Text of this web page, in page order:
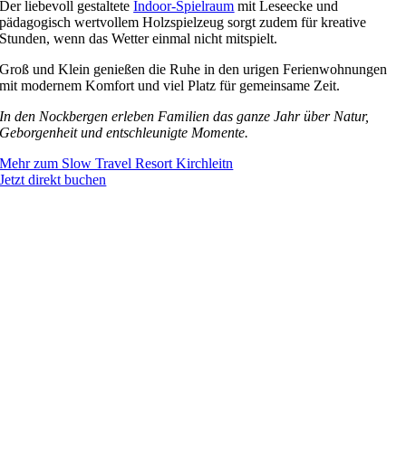
Der liebevoll gestalteteIndoor-Spielraum mit Leseecke und
pädagogisch wertvollem Holzspielzeug sorgt zudem für kreative
Stunden, wenn das Wetter einmal nicht mitspielt.
Groß und Klein genießen die Ruhe in den urigen Ferienwohnungen
mit modernem Komfort und viel Platz für gemeinsame Zeit.
In den Nockbergen erleben Familien das ganze Jahr über Natur,
Geborgenheit und entschleunigte Momente.
Mehr zum Slow Travel Resort Kirchleitn
Jetzt direkt buchen